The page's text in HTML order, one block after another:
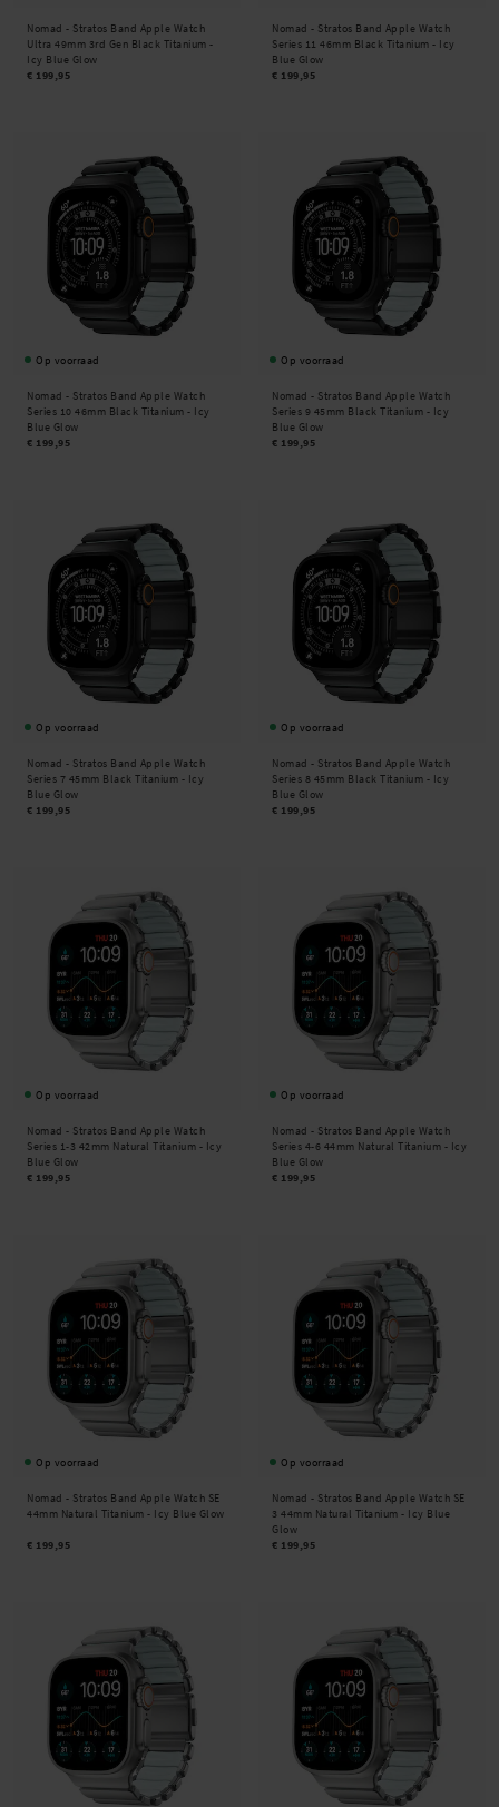
Nomad - Stratos Band Apple Watch
Ultra 49mm 3rd Gen Black Titanium -
Icy Blue Glow
€ 199,95
Nomad - Stratos Band Apple Watch
Series 11 46mm Black Titanium - Icy
Blue Glow
€ 199,95
Op voorraad
Nomad - Stratos Band Apple Watch
Series 10 46mm Black Titanium - Icy
Blue Glow
€ 199,95
Op voorraad
Nomad - Stratos Band Apple Watch
Series 9 45mm Black Titanium - Icy
Blue Glow
€ 199,95
Op voorraad
Nomad - Stratos Band Apple Watch
Series 7 45mm Black Titanium - Icy
Blue Glow
€ 199,95
Op voorraad
Nomad - Stratos Band Apple Watch
Series 8 45mm Black Titanium - Icy
Blue Glow
€ 199,95
Op voorraad
Nomad - Stratos Band Apple Watch
Series 1-3 42mm Natural Titanium - Icy
Blue Glow
€ 199,95
Op voorraad
Nomad - Stratos Band Apple Watch
Series 4-6 44mm Natural Titanium - Icy
Blue Glow
€ 199,95
Op voorraad
Nomad - Stratos Band Apple Watch SE
44mm Natural Titanium - Icy Blue Glow
€ 199,95
Op voorraad
Nomad - Stratos Band Apple Watch SE
3 44mm Natural Titanium - Icy Blue
Glow
€ 199,95